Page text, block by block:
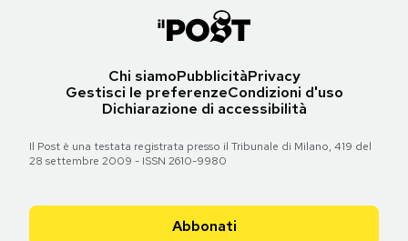
Chi siamoPubblicitàPrivacy
Gestisci le preferenzeCondizioni d'uso
Dichiarazione di accessibilità
Il Post è una testata registrata presso il Tribunale di Milano, 419 del
28 settembre 2009 - ISSN 2610-9980
Abbonati